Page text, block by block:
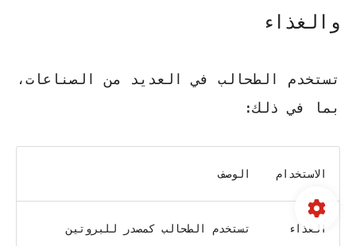
والغذاء
تستخدم الطحالب في العديد من الصناعات،
بما في ذلك:
الاستخدام الوصف
الغذاء تستخدم الطحالب كمصدر للبروتين